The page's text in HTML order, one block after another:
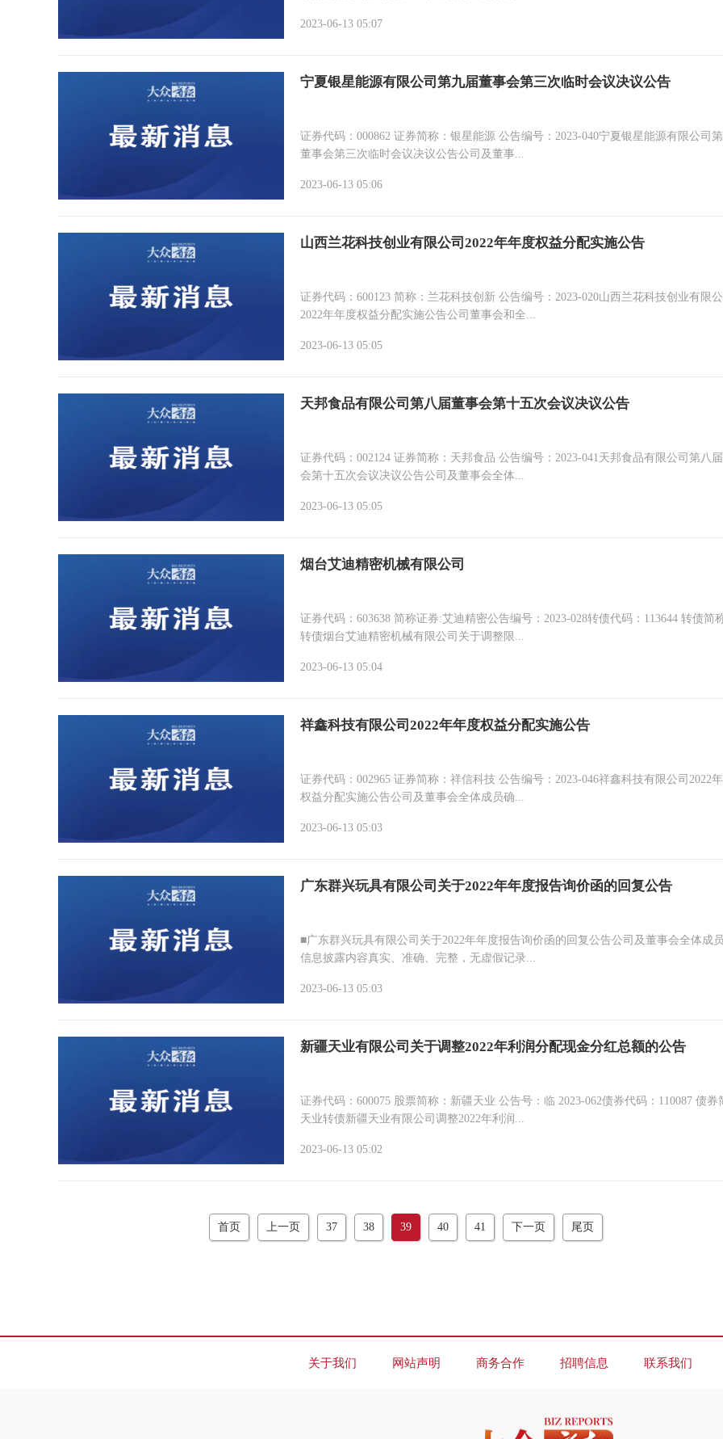
2023-06-13 05:07
宁夏银星能源有限公司第九届董事会第三次临时会议决议公告
证券代码：000862 证券简称：银星能源 公告编号：2023-040宁夏银星能源有限公司第九届
董事会第三次临时会议决议公告公司及董事...
2023-06-13 05:06
山西兰花科技创业有限公司2022年年度权益分配实施公告
证券代码：600123 简称：兰花科技创新 公告编号：2023-020山西兰花科技创业有限公司
2022年年度权益分配实施公告公司董事会和全...
2023-06-13 05:05
天邦食品有限公司第八届董事会第十五次会议决议公告
证券代码：002124 证券简称：天邦食品 公告编号：2023-041天邦食品有限公司第八届董事
会第十五次会议决议公告公司及董事会全体...
2023-06-13 05:05
烟台艾迪精密机械有限公司
证券代码：603638 简称证券:艾迪精密公告编号：2023-028转债代码：113644 转债简
转债烟台艾迪精密机械有限公司关于调整限...
2023-06-13 05:04
祥鑫科技有限公司2022年年度权益分配实施公告
证券代码：002965 证券简称：祥信科技 公告编号：2023-046祥鑫科技有限公司2022年年度
权益分配实施公告公司及董事会全体成员确...
2023-06-13 05:03
广东群兴玩具有限公司关于2022年年度报告询价函的回复公告
■广东群兴玩具有限公司关于2022年年度报告询价函的回复公告公司及董事会全体成
信息披露内容真实、准确、完整，无虚假记录...
2023-06-13 05:03
新疆天业有限公司关于调整2022年利润分配现金分红总额的公告
证券代码：600075 股票简称：新疆天业 公告号：临 2023-062债券代码：110087 债券简称:
天业转债新疆天业有限公司调整2022年利润...
2023-06-13 05:02
首页 上一页 37 38 39 40 41 下一页 尾页
关于我们 网站声明 商务合作 招聘信息 联系我们